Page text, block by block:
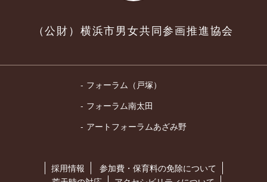
（公財）横浜市男女共同参画推進協会
フォーラム（戸塚）
フォーラム南太田
アートフォーラムあざみ野
採用情報
参加費・保育料の免除について